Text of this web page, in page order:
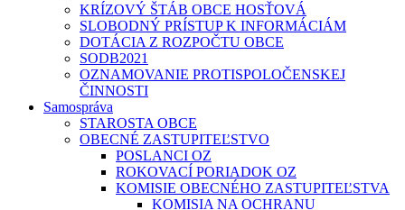
KRÍZOVÝ ŠTÁB OBCE HOSŤOVÁ
SLOBODNÝ PRÍSTUP K INFORMÁCIÁM
DOTÁCIA Z ROZPOČTU OBCE
SODB2021
OZNAMOVANIE PROTISPOLOČENSKEJ
ČINNOSTI
Samospráva
STAROSTA OBCE
OBECNÉ ZASTUPITEĽSTVO
POSLANCI OZ
ROKOVACÍ PORIADOK OZ
KOMISIE OBECNÉHO ZASTUPITEĽSTVA
KOMISIA NA OCHRANU